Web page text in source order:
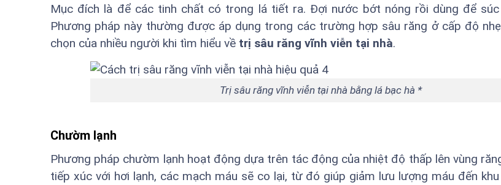
Mục đích là để các tinh chất có trong lá tiết ra. Đợi nước bớt nóng rồi dùng để súc
Phương pháp này thường được áp dụng trong các trường hợp sâu răng ở cấp độ
chọn của nhiều người khi tìm hiểu về trị sâu răng vĩnh viễn tại nhà.
Trị sâu răng vĩnh viễn tại nhà bằng lá bạc hà *
Chườm lạnh
Phương pháp chườm lạnh hoạt động dựa trên tác động của nhiệt độ thấp lên vùng
tiếp xúc với hơi lạnh, các mạch máu sẽ co lại, từ đó giúp giảm lưu lượng máu đến